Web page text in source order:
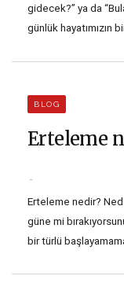
gidecek?” ya da
günlük hayatımızın
oyunu. Oyunu
Bu döngüye göre,
BLOG
Erteleme
Erteleme nedir?
güne mi
bir türlü
düşünün.